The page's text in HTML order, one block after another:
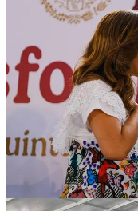
Durante el evento, la
puntuales a nuestra cita
a la consolidación del
que usted conduce
tiene la dicha de estar
convicciones.